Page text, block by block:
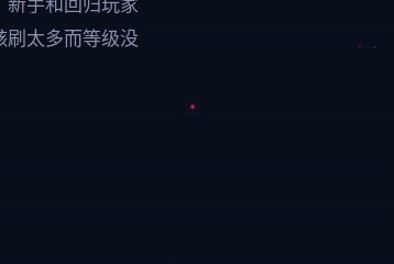
新手和回归玩家
太多而等级没